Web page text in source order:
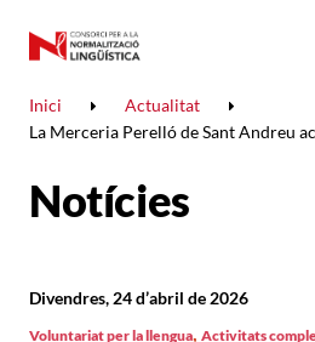
Inici
Actualitat
La Merceria Perelló de Sant Andreu
Notícies
Divendres, 24 d’abril de 2026
Voluntariat per la llengua, Activitats